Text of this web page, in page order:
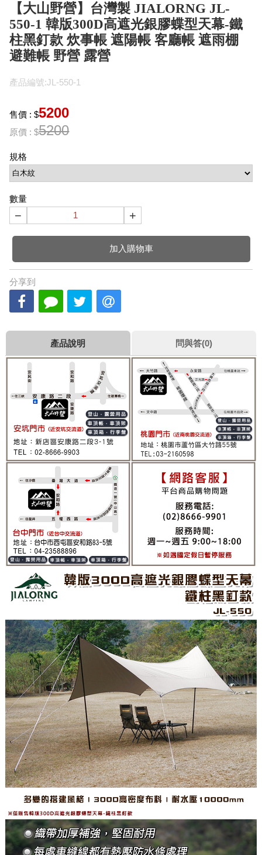
【大山野營】台灣製 JIALORNG JL-
550-1 韓版300D高遮光銀膠蝶型天幕-鐵
柱黑釘款 炊事帳 遮陽帳 客廳帳 遮雨棚
避難帳 野營 露營
產品編號:JL-550-1
售價 : $5200
原價 : $5200
規格
數量
− +
加入購物車
分享到
產品說明 問與答(0)